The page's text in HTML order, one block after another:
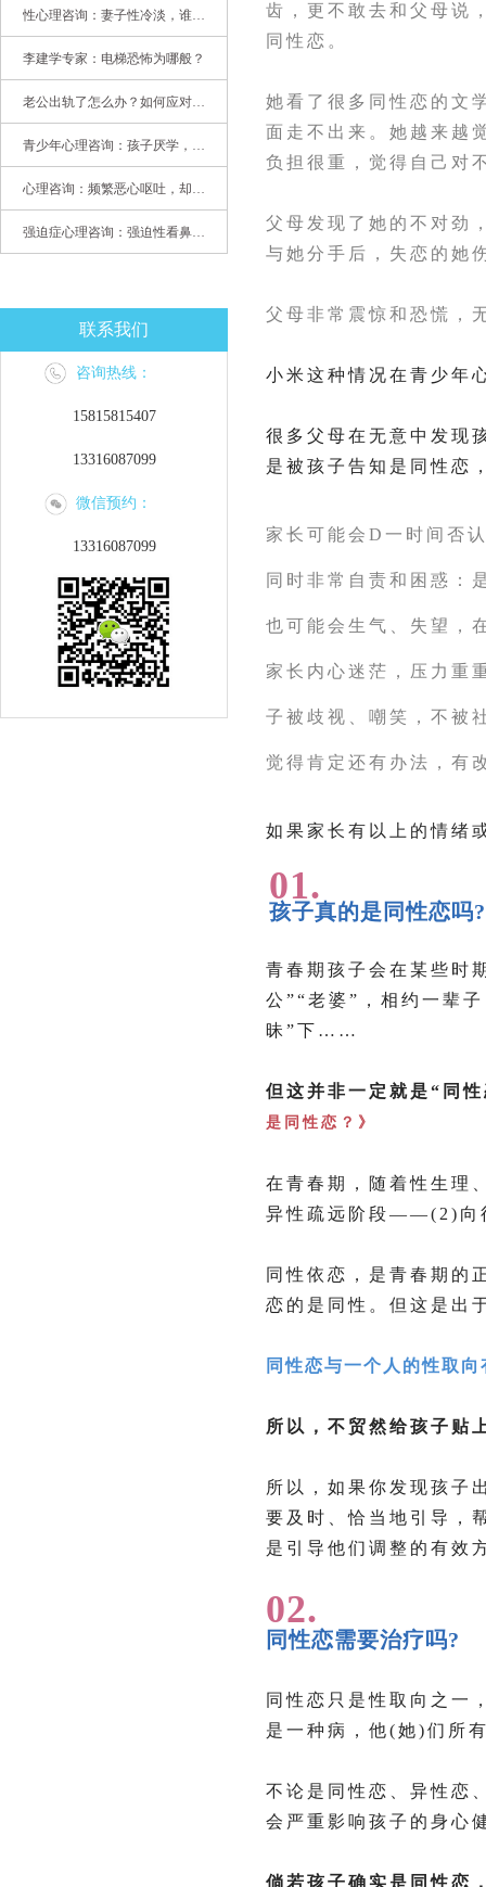
性心理咨询：妻子性冷淡，谁之过
李建学专家：电梯恐怖为哪般？
老公出轨了怎么办？如何应对老公出轨？——婚姻心理专家为您支招
青少年心理咨询：孩子厌学，整天沉迷手机，网络成瘾，怎么办?
心理咨询：频繁恶心呕吐，却无身体异常
强迫症心理咨询：强迫性看鼻尖，害我无法学习
联系我们
咨询热线：
15815815407
13316087099
微信预约：
13316087099
齿，更不敢去和父母说
同性恋。
她看了很多同性恋的文
面走不出来。她越来越
负担很重，觉得自己对
父母发现了她的不对劲
与她分手后，失恋的她
父母非常震惊和恐慌，
小米这种情况在青少年
很多父母在无意中发现
是被孩子告知是同性恋
家长可能会D一时间否
同时非常自责和困惑：
也可能会生气、失望，
家长内心迷茫，压力重
子被歧视、嘲笑，不被
觉得肯定还有办法，有
如果家长有以上的情绪
01.
孩子真的是同性恋吗?
青春期孩子会在某些时
公”“老婆”，相约一辈
昧”下……
但这并非一定就是“同
是同性恋？ 》
在青春期，随着性生理
异性疏远阶段——(2)向
同性依恋，是青春期的
恋的是同性。但这是出
同性恋与一个人的性取
所以，不贸然给孩子贴
所以，如果你发现孩子
要及时、恰当地引导，
是引导他们调整的有效
02.
同性恋需要治疗吗?
同性恋只是性取向之一
是一种病，他(她)们所
不论是同性恋、异性恋
会严重影响孩子的身心
倘若孩子确实是同性恋